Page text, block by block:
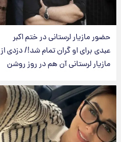
حضور مازیار لرستانی در ختم اکبر
عبدی برای او گران تمام شد!/ دزدی از
مازیار لرستانی آن هم در روز روشن